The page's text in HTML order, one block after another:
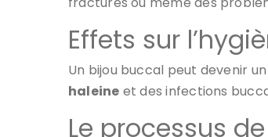
Effets sur
Un bijou buccal peut devenir
haleine et des infections
Le processus